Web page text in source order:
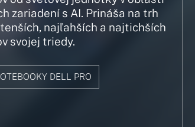
zariadení s AI. Prináša na trh
najľahších a najtichších
svojej triedy.
DELL PRO